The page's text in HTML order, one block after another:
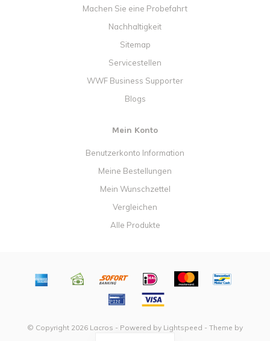
Machen Sie eine Probefahrt
Nachhaltigkeit
Sitemap
Servicestellen
WWF Business Supporter
Blogs
Mein Konto
Benutzerkonto Information
Meine Bestellungen
Mein Wunschzettel
Vergleichen
Alle Produkte
© Copyright 2026 Lacros - Powered by Lightspeed - Theme by